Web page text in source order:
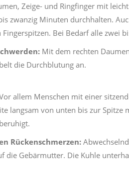
Zeige- und Ringfinger mit
zwanzig Minuten durchhalten.
Bei Bedarf alle zwei
Mit dem rechten
die Durchblutung an.
allem Menschen mit einer
langsam von unten bis zur
Rückenschmerzen:
Gebärmutter. Die Kuhle